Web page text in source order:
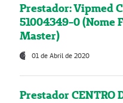
Prestador: Vipmed
51004349-0 (Nome
Master)
01 de Abril de 2020
Prestador CENTRO